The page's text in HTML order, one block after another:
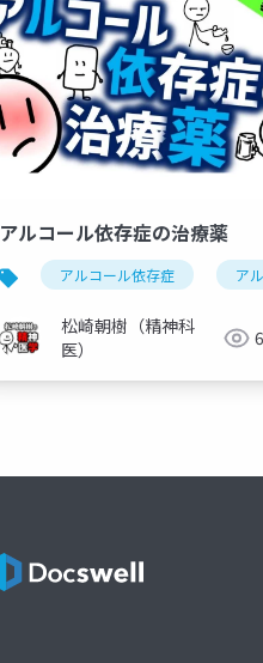
アルコール依存症の治療薬
アルコール依存症 ア
松崎朝樹（精神科
医）